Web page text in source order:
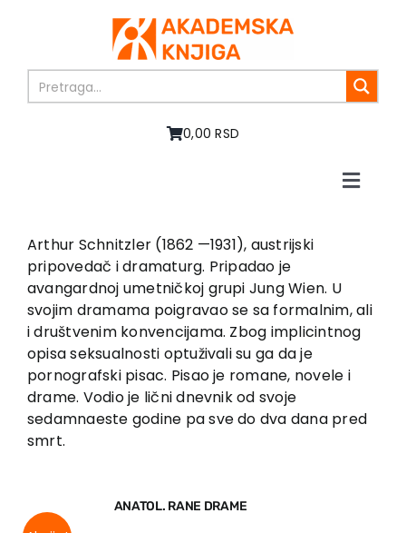
0,00 RSD
Toggle
O nama
Knjige
U pripremi
Akcija
Autori
Vesti
EU PROJEKTI
Kontakt
Arthur Schnitzler (1862 —1931), austrijski
pripovedač i dramaturg. Pripadao je
avangardnoj umetničkoj grupi Jung Wien. U
svojim dramama poigravao se sa formalnim, ali
i društvenim konvencijama. Zbog implicintnog
opisa seksualnosti optuživali su ga da je
pornografski pisac. Pisao je romane, novele i
drame. Vodio je lični dnevnik od svoje
sedamnaeste godine pa sve do dva dana pred
smrt.
ANATOL. RANE DRAME